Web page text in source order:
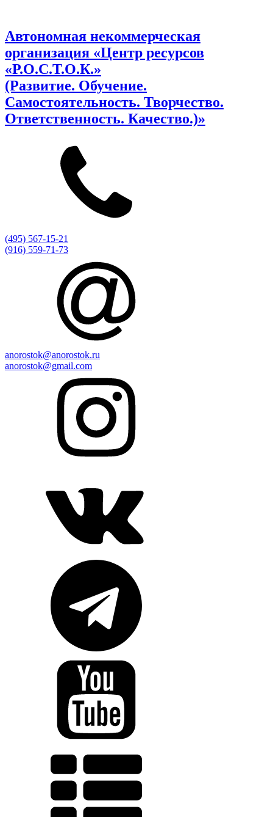
Автономная некоммерческая
организация «Центр ресурсов
«Р.О.С.Т.О.К.»
(Развитие. Обучение.
Самостоятельность. Творчество.
Ответственность. Качество.)»
(495) 567-15-21
(916) 559-71-73
anorostok@anorostok.ru
anorostok@gmail.com